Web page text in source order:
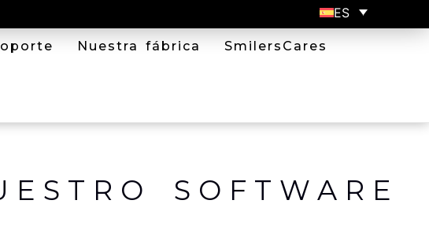
ES
Nuestra fábrica SmilersCares
SOFTWARE